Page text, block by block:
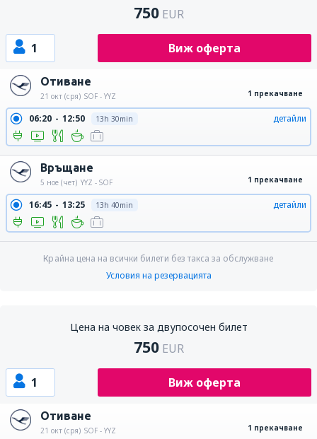
750 EUR
1 Виж оферта
Отиване
21 окт (сря) SOF - YYZ 1 прекачване
06:20 12:50 13h 30min детайли
Връщане
5 ное (чет) YYZ - SOF 1 прекачване
16:45 13:25 13h 40min детайли
Крайна цена на всички билети без такса за обслужване
Условия на резервацията
Цена на човек за двупосочен билет
750 EUR
1 Виж оферта
Отиване
21 окт (сря) SOF - YYZ 1 прекачване